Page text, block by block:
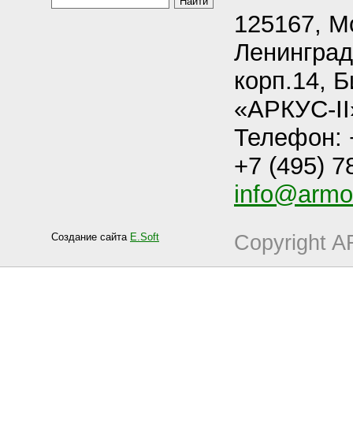
125167,
корп.14,
«АРКУС-
Телефон:
+7 (495)
Создание сайта E.Soft Copyright